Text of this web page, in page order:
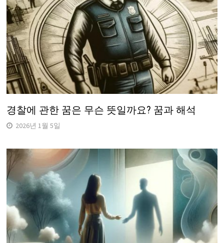
경찰에 관한 꿈은 무슨 뜻일까요? 꿈과 해석
2026년 1월 5일